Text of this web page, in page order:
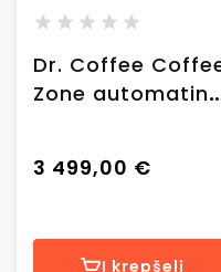
Dr. Coffee
Zone
3 499,00 €
Į krepšelį